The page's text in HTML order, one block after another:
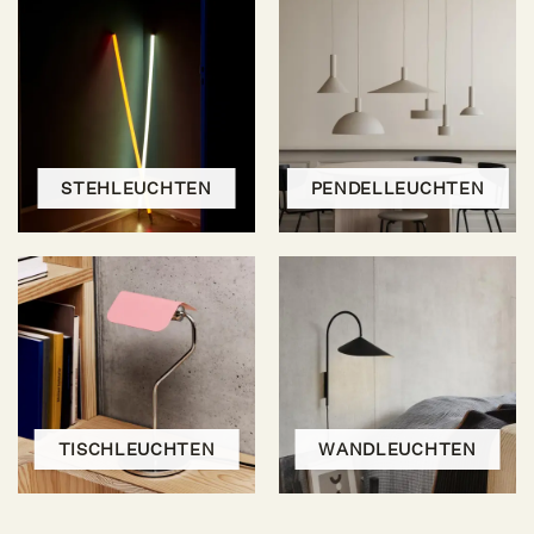
STEHLEUCHTEN PENDELLEUCHTEN
TISCHLEUCHTEN WANDLEUCHTEN